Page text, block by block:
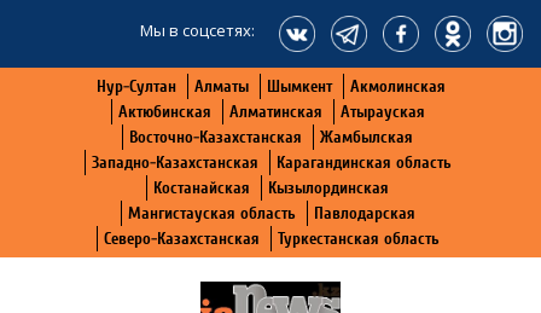
Мы в соцсетях:
Нур-Султан Алматы Шымкент
Акмолинская
Актюбинская
Алматинская
Атырауская
Восточно-Казахстанская
Жамбылская
Западно-Казахстанская
Карагандинская область
Костанайская
Кызылординская
Мангистауская область
Павлодарская
Северо-Казахстанская
Туркестанская область